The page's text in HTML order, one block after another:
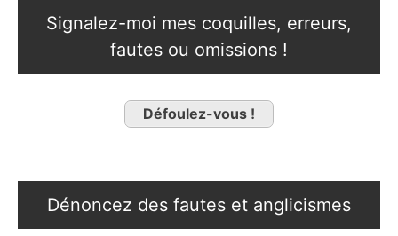
Signalez-moi mes coquilles, erreurs,
fautes ou omissions !
Défoulez-vous !
Dénoncez des fautes et anglicismes